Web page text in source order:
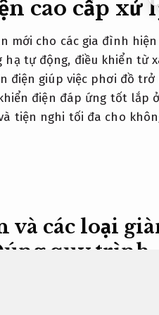
cao cấp xử
mới cho các gia đình
hạ tự động, điều khiển từ
điện giúp việc phơi đồ
điện đáp ứng tốt lắp
tiện nghi tối đa cho
và các loại
quy trình.